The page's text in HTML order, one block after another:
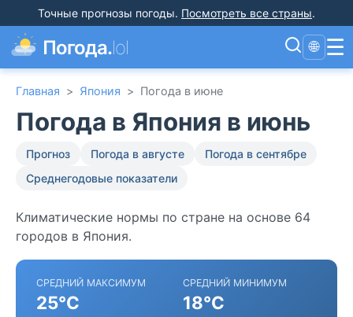
Точные прогнозы погоды. Посмотреть все страны.
Погода.lol 🌐 ☰
Главная > Япония > Погода в июне
Погода в Япония в июнь
Прогноз Погода в августе
Погода в сентябре
Среднегодовые показатели
Климатические нормы по стране на основе 64
городов в Япония.
СРЕДНИЙ МАКСИМУМ
25°C
СРЕДНИЙ МИНИМУМ
18°C